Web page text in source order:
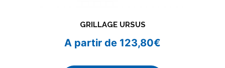
GRILLAGE URSUS
A partir de 123,80€